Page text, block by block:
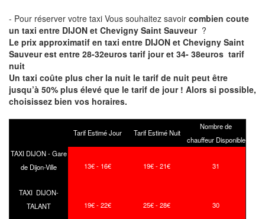
- Pour réserver votre taxi Vous souhaitez savoir combien coute
un taxi entre DIJON et Chevigny Saint Sauveur ?
Le prix approximatif en taxi entre DIJON et Chevigny Saint
Sauveur est entre 28-32euros tarif jour et 34- 38euros tarif
nuit
Un taxi coûte plus cher la nuit le tarif de nuit peut être
jusqu’à 50% plus élevé que le tarif de jour ! Alors si possible,
choisissez bien vos horaires.
Tarif Estimé Jour Tarif Estimé Nuit
Nombre de
chauffeur Disponible
TAXI DIJON - Gare
de Dijon-Ville
13€ - 16€ 19€ - 21€ 31
TAXI DIJON-
TALANT
19€ - 22€ 25€ - 28€ 30